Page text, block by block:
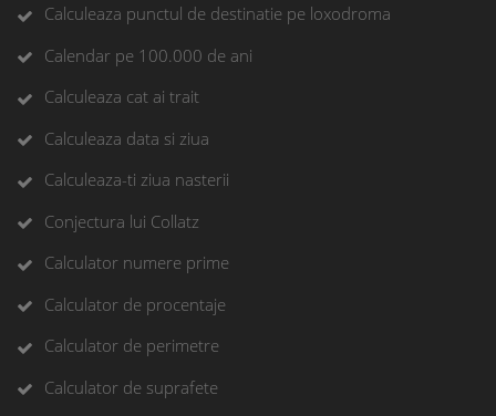
Calculeaza punctul de destinatie pe loxodroma
Calendar pe 100.000 de ani
Calculeaza cat ai trait
Calculeaza data si ziua
Calculeaza-ti ziua nasterii
Conjectura lui Collatz
Calculator numere prime
Calculator de procentaje
Calculator de perimetre
Calculator de suprafete